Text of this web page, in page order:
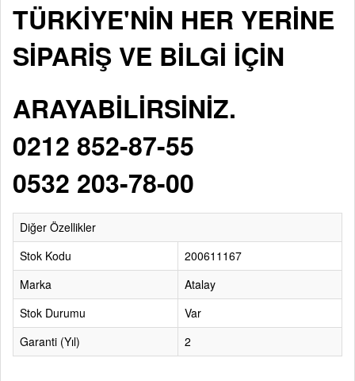
TÜRKİYE'NİN HER YERİNE
SİPARİŞ VE BİLGİ İÇİN
ARAYABİLİRSİNİZ.
0212 852-87-55
0532 203-78-00
Diğer Özellikler
Stok Kodu
200611167
Marka
Atalay
Stok Durumu
Var
Garanti (Yıl)
2